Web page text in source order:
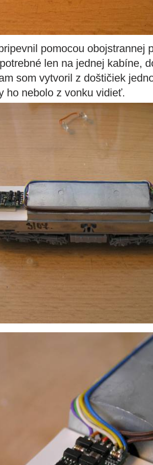
pomocou obojstrannej
len na jednej kabíne,
som vytvoril z doštičiek
ho nebolo z vonku vidieť.